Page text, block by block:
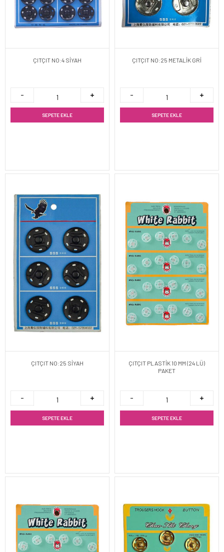
ÇITÇIT NO:4 SİYAH
SEPETE EKLE
ÇITÇIT NO:25 METALİK GRİ
SEPETE EKLE
ÇITÇIT NO:25 SİYAH
SEPETE EKLE
ÇITÇIT PLASTİK 10 MM (24 LÜ)
PAKET
SEPETE EKLE